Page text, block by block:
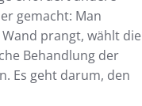
gemacht: Man
prangt, wählt die
Behandlung der
Es geht darum, den